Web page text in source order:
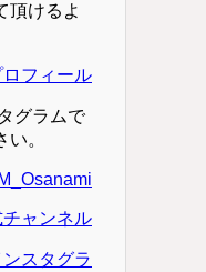
頂けるよ
フィール
グラムで
。
ャンネル
スタグラ